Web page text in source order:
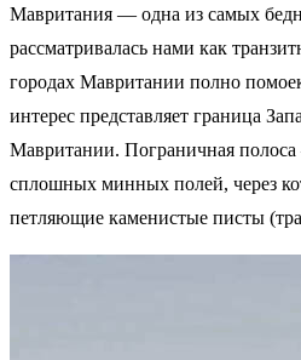
Мавритания — одна из самых
рассматривалась нами как
городах Мавритании полно
интерес представляет граница
Мавритании. Пограничная
сплошных минных полей, через
петляющие каменистые писты